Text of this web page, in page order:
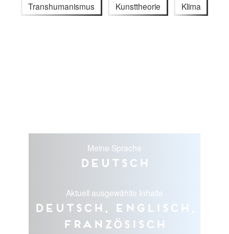
Transhumanismus Kunsttheorie Klima
Meine Sprache
Deutsch
Aktuell ausgewählte Inhalte
Deutsch, Englisch,
Französisch